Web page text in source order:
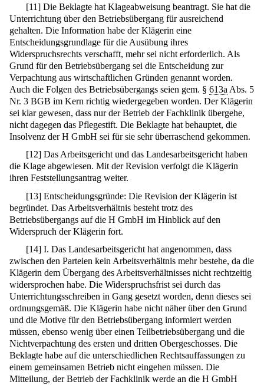
[11] Die Beklagte hat Klageabweisung beantragt. Sie hat die
Unterrichtung über den Betriebsübergang für ausreichend
gehalten. Die Information habe der Klägerin eine
Entscheidungsgrundlage für die Ausübung ihres
Widerspruchsrechts verschafft, mehr sei nicht erforderlich. Als
Grund für den Betriebsübergang sei die Entscheidung zur
Verpachtung aus wirtschaftlichen Gründen genannt worden.
Auch die Folgen des Betriebsübergangs seien gem. § 613a Abs. 5
Nr. 3 BGB im Kern richtig wiedergegeben worden. Der Klägerin
sei klar gewesen, dass nur der Betrieb der Fachklinik übergehe,
nicht dagegen das Pflegestift. Die Beklagte hat behauptet, die
Insolvenz der H GmbH sei für sie sehr überraschend gekommen.
[12] Das Arbeitsgericht und das Landesarbeitsgericht haben
die Klage abgewiesen. Mit der Revision verfolgt die Klägerin
ihren Feststellungsantrag weiter.
[13] Entscheidungsgründe: Die Revision der Klägerin ist
begründet. Das Arbeitsverhältnis besteht trotz des
Betriebsübergangs auf die H GmbH im Hinblick auf den
Widerspruch der Klägerin fort.
[14] I. Das Landesarbeitsgericht hat angenommen, dass
zwischen den Parteien kein Arbeitsverhältnis mehr bestehe, da die
Klägerin dem Übergang des Arbeitsverhältnisses nicht rechtzeitig
widersprochen habe. Die Widerspruchsfrist sei durch das
Unterrichtungsschreiben in Gang gesetzt worden, denn dieses sei
ordnungsgemäß. Die Klägerin habe nicht näher über den Grund
und die Motive für den Betriebsübergang informiert werden
müssen, ebenso wenig über einen Teilbetriebsübergang und die
Nichtverpachtung des ersten und dritten Obergeschosses. Die
Beklagte habe auf die unterschiedlichen Rechtsauffassungen zu
einem gemeinsamen Betrieb nicht eingehen müssen. Die
Mitteilung, der Betrieb der Fachklinik werde an die H GmbH